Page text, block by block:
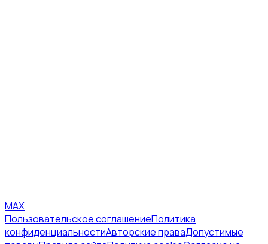
MAX
Пользовательское соглашениеПолитика
конфиденциальностиАвторские праваДопустимые